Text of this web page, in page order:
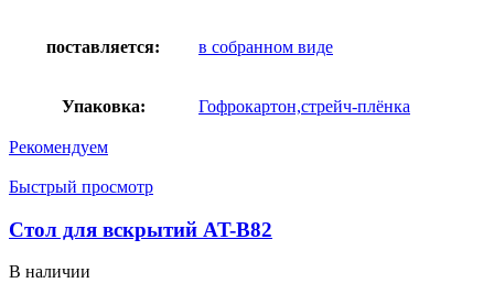
поставляется: в собранном виде
Упаковка: Гофрокартон,стрейч-плёнка
Рекомендуем
Быстрый просмотр
Стол для вскрытий AT-B82
В наличии